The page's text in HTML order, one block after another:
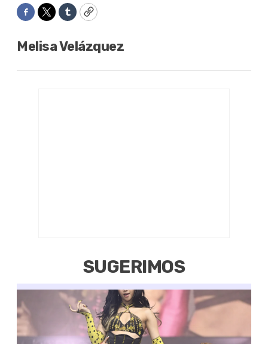
Facebook
TwitterTumblrCopy
Melisa Velázquez
SUGERIMOS